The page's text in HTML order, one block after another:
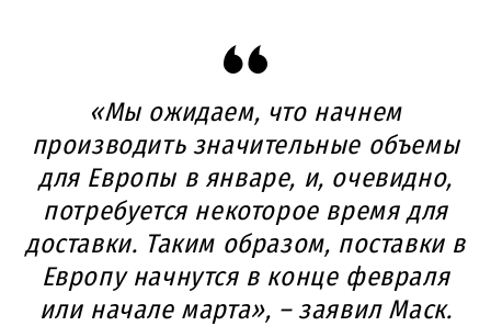
«Мы ожидаем, что начнем
производить значительные объемы
для Европы в январе, и, очевидно,
потребуется некоторое время для
доставки. Таким образом, поставки в
Европу начнутся в конце февраля
или начале марта», – заявил Маск.